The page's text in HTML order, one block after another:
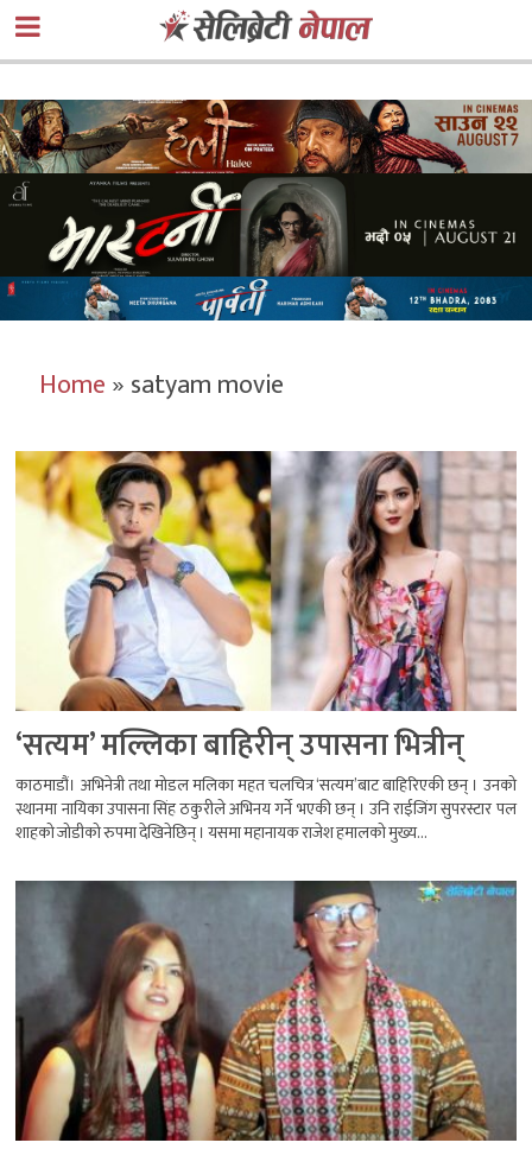
Home»satyam movie
‘सत्यम’ मल्लिका बाहिरीन् उपासना भित्रीन्
काठमाडौं। अभिनेत्री तथा मोडल मलिका महत चलचित्र ‘सत्यम’बाट बाहिरिएकी छन् । उनको
स्थानमा नायिका उपासना सिंह ठकुरीले अभिनय गर्ने भएकी छन् । उनि राईजिंग सुपरस्टार पल
शाहको जोडीको रुपमा देखिनेछिन् । यसमा महानायक राजेश हमालको मुख्य...